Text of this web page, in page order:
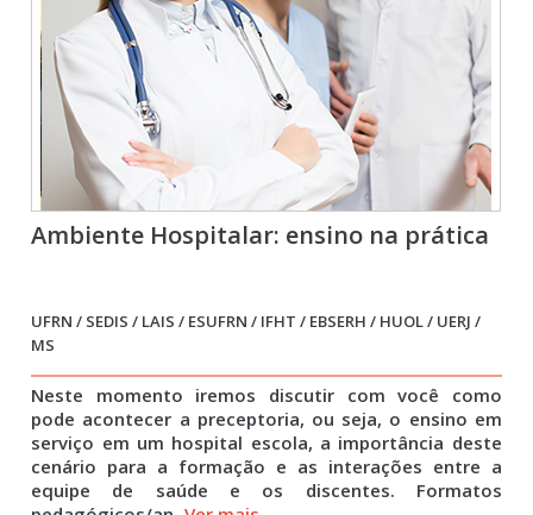
Ambiente Hospitalar: ensino na prática
UFRN / SEDIS / LAIS / ESUFRN / IFHT / EBSERH / HUOL / UERJ /
MS
Neste momento iremos discutir com você como
pode acontecer a preceptoria, ou seja, o ensino em
serviço em um hospital escola, a importância deste
cenário para a formação e as interações entre a
equipe de saúde e os discentes. Formatos